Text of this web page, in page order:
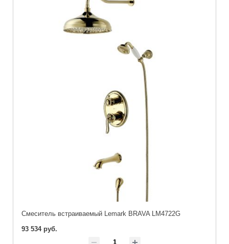
Cмеситель встраиваемый Lemark BRAVA LM4722G
93 534 руб.